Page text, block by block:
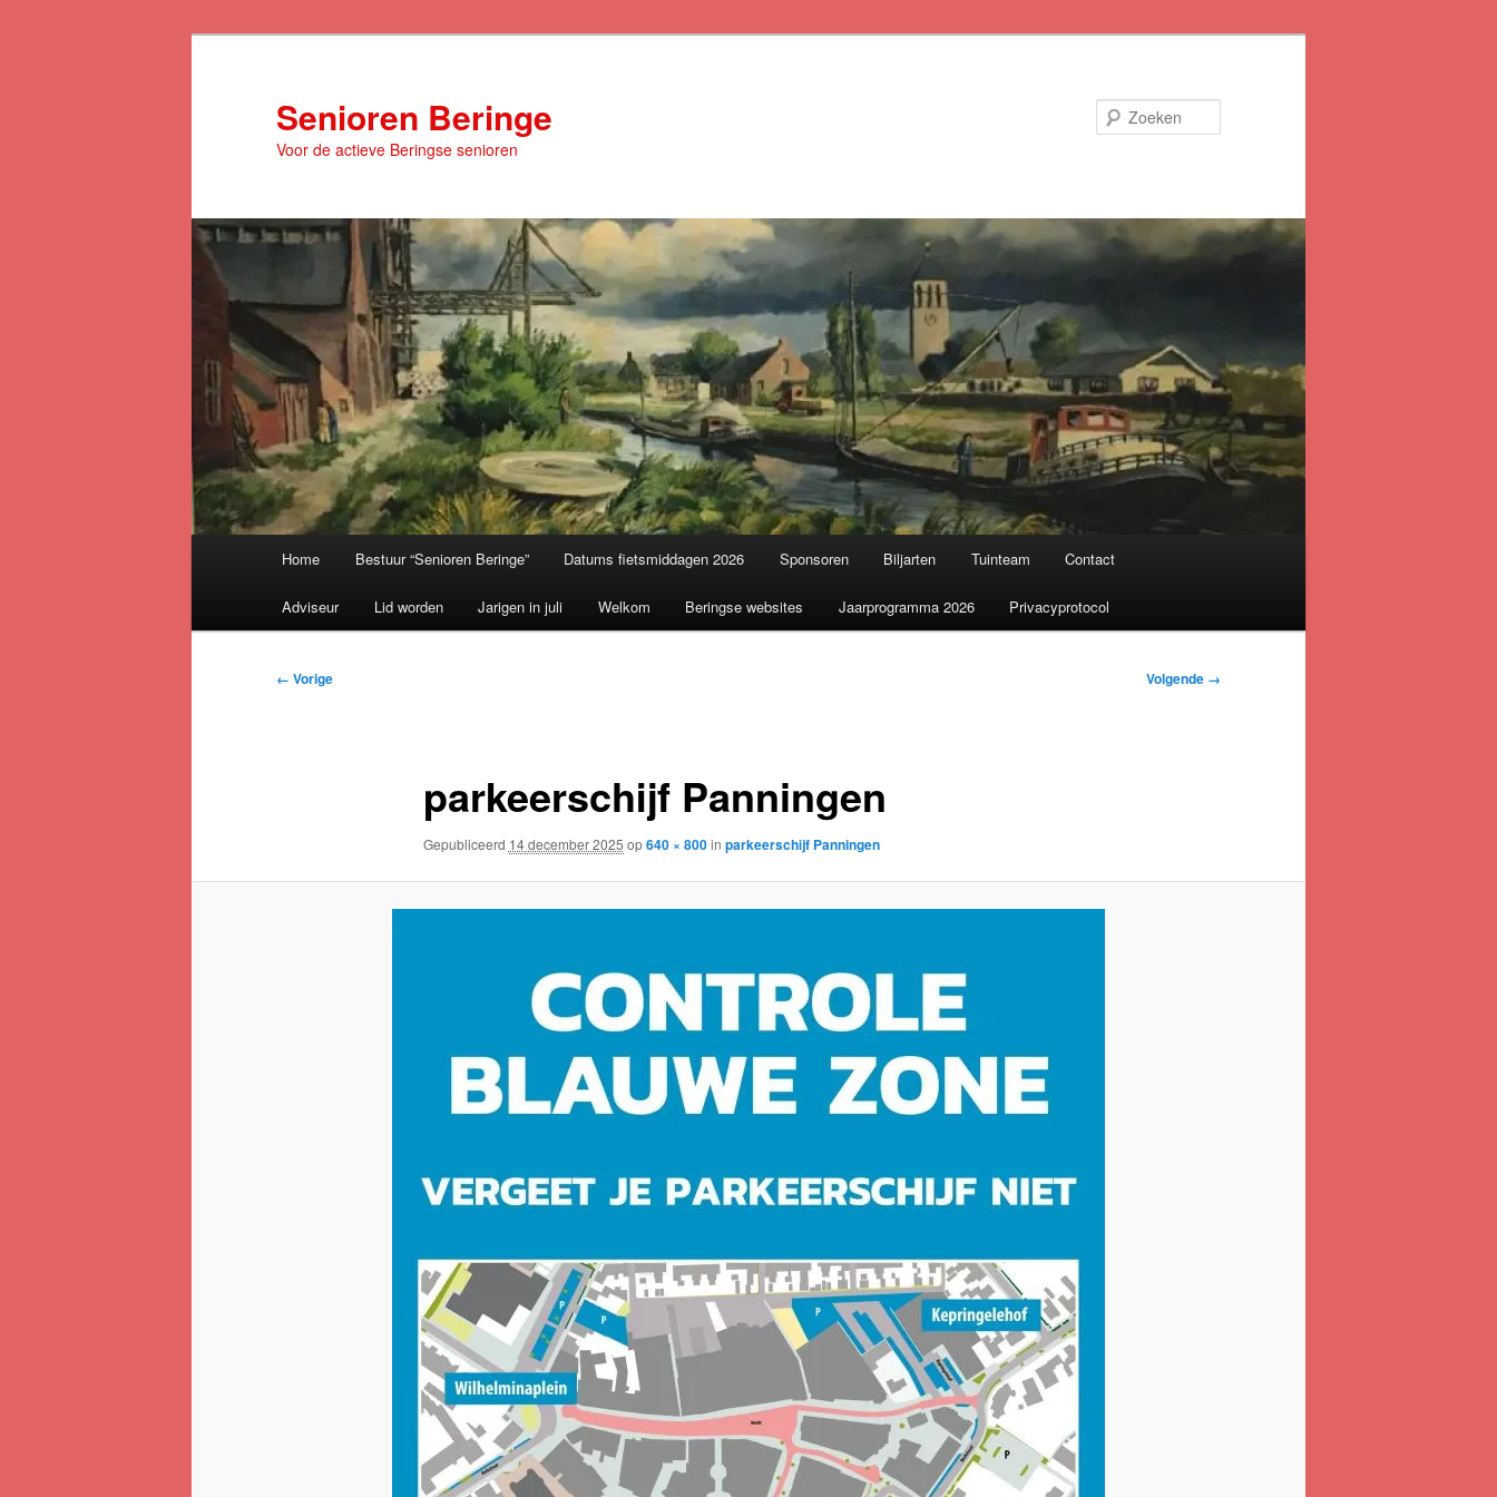
Senioren Beringe
Voor de actieve Beringse senioren
Home Bestuur “Senioren Beringe” Datums fietsmiddagen 2026 Sponsoren Biljarten Tuinteam Contact
Adviseur Lid worden Jarigen in juli Welkom Beringse websites Jaarprogramma 2026 Privacyprotocol
Afbeeldingsnavigatie
← Vorige Volgende →
parkeerschijf Panningen
Gepubliceerd 14 december 2025 op640 × 800in parkeerschijf Panningen